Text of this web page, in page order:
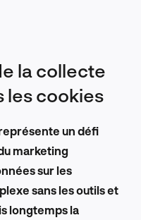
la collecte
les cookies
un défi
marketing
sur les
sans les outils et
longtemps la